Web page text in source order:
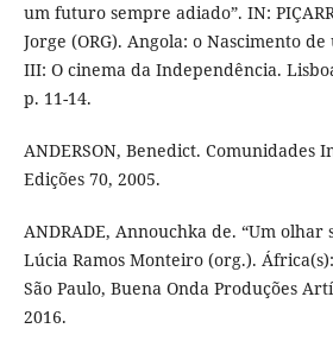
um futuro sempre adiado”. IN:
Jorge (ORG). Angola: o Nascimento
III: O cinema da Independência.
p. 11-14.
ANDERSON, Benedict. Comunidades
Edições 70, 2005.
ANDRADE, Annouchka de. “Um olhar
Lúcia Ramos Monteiro (org.).
São Paulo, Buena Onda Produções
2016.